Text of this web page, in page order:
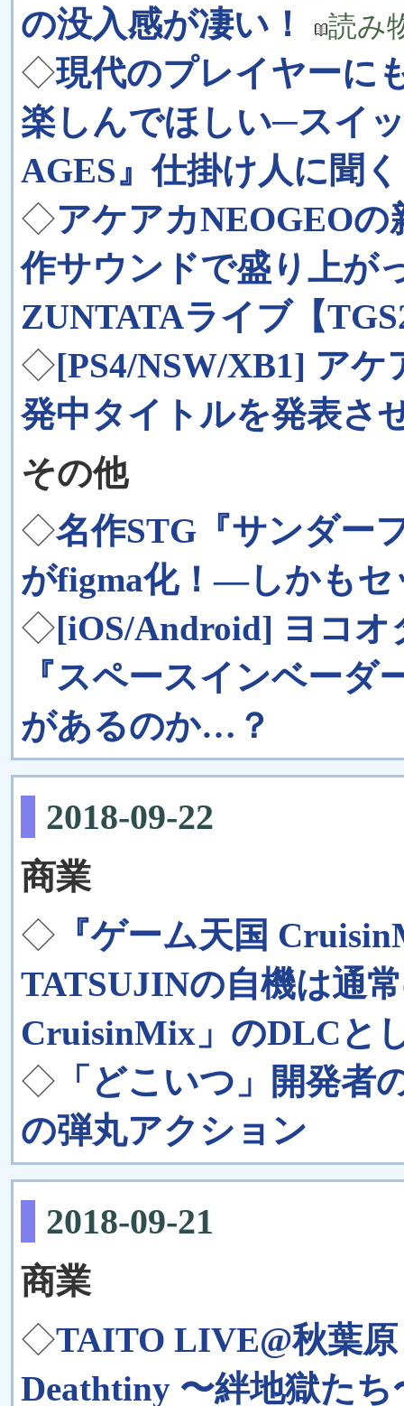
の没入感が凄い！
読み
◇現代のプレイヤーに
楽しんでほしい─スイ
AGES』仕掛け人に聞
◇アケアカNEOGEO
作サウンドで盛り上が
ZUNTATAライブ【
◇[PS4/NSW/XB1] ア
発中タイトルを発表さ
その他
◇名作STG『サンダー
がfigma化！―しかもセ
◇[iOS/Android] ヨコ
『スペースインベー
があるのか…？
2018-09-22
商業
◇ 『ゲーム天国
TATSUJINの自機は通
CruisinMix」のDLCと
◇ 「どこいつ」開発者
の弾丸アクション
2018-09-21
商業
◇TAITO LIVE@秋葉
Deathtiny 〜絆地獄た